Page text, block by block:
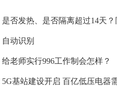
是否发热、是否隔离超过14天
自动识别
给老师实行996工作制会怎样？
5G基站建设开启 百亿低压电器